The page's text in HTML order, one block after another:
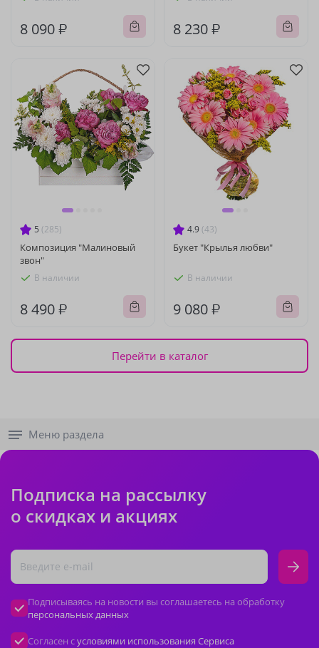
8 090 ₽ 8 230 ₽
5 (285)
Композиция "Малиновый
звон"
В наличии
8 490 ₽
4.9 (43)
Букет "Крылья любви"
В наличии
9 080 ₽
Перейти в каталог
Меню раздела
Подписка на рассылку
о скидках и акциях
Подписываясь на новости вы соглашаетесь на обработку
персональных данных
Согласен сусловиями использования Сервиса